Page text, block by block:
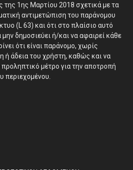
της 1ης Μαρτίου 2018 σχετικά με τα
αντιμετώπιση του παράνομου
(L 63) και ότι στο πλαίσιο αυτό
μην δημοσιεύει ή/και να αφαιρεί κάθε
ότι είναι παράνομο, χωρίς
ή άδεια του χρήστη, καθώς και να
μέτρο για την αποτροπή
περιεχομένου.